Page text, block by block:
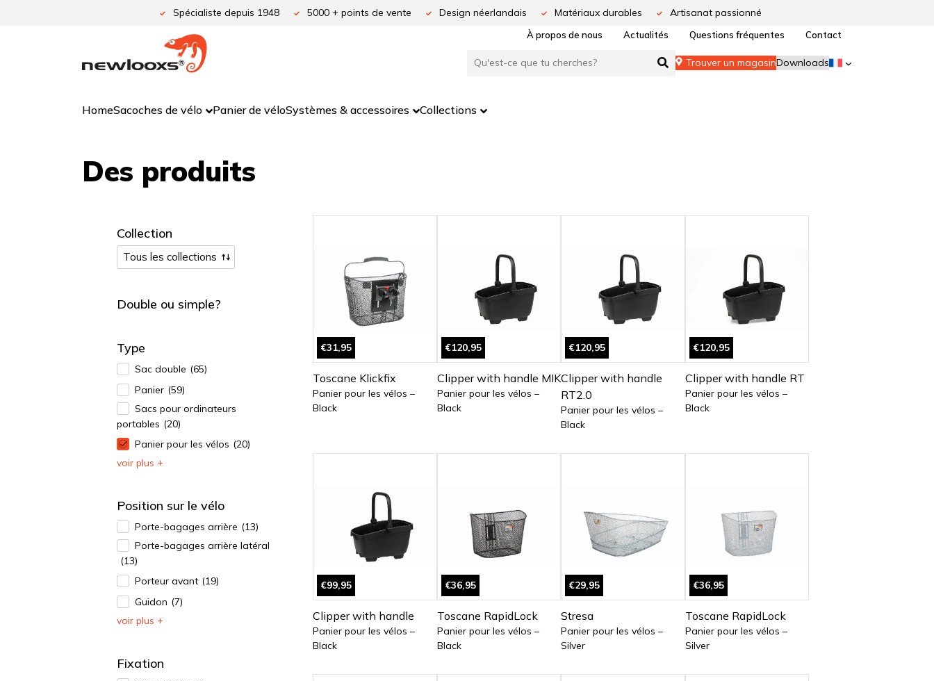
Spécialiste depuis 1948 5000 + points de vente Design néerlandais Matériaux durables Artisanat passionné
À propos de nous Actualités Questions fréquentes Contact
Trouver un magasinDownloads
HomeSacoches de vélo Panier de véloSystèmes & accessoires Collections
Des produits
Collection
Double ou simple?
Type
Sac double (65)
Panier (59)
Sacs pour ordinateurs
portables (20)
Panier pour les vélos (20)
voir plus +
Position sur le vélo
Porte-bagages arrière (13)
Porte-bagages arrière latéral
(13)
Porteur avant (19)
Guidon (7)
voir plus +
Fixation
€31,95
Toscane Klickfix
Panier pour les vélos –
Black
€120,95
Clipper with handle MIK
Panier pour les vélos –
Black
€120,95
Clipper with handle
RT2.0
Panier pour les vélos –
Black
€120,95
Clipper with handle RT
Panier pour les vélos –
Black
€99,95
Clipper with handle
Panier pour les vélos –
Black
€36,95
Toscane RapidLock
Panier pour les vélos –
Black
€29,95
Stresa
Panier pour les vélos –
Silver
€36,95
Toscane RapidLock
Panier pour les vélos –
Silver